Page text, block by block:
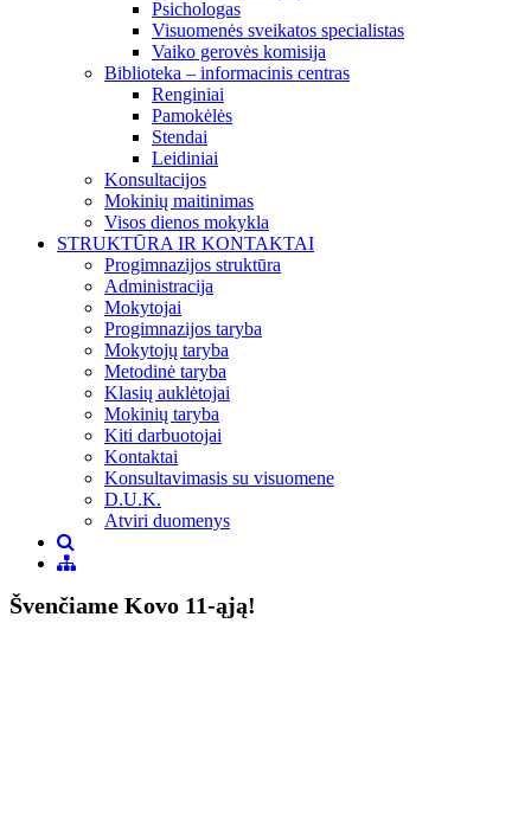
Psichologas
Visuomenės sveikatos specialistas
Vaiko gerovės komisija
Biblioteka – informacinis centras
Renginiai
Pamokėlės
Stendai
Leidiniai
Konsultacijos
Mokinių maitinimas
Visos dienos mokykla
STRUKTŪRA IR KONTAKTAI
Progimnazijos struktūra
Administracija
Mokytojai
Progimnazijos taryba
Mokytojų taryba
Metodinė taryba
Klasių auklėtojai
Mokinių taryba
Kiti darbuotojai
Kontaktai
Konsultavimasis su visuomene
D.U.K.
Atviri duomenys
Švenčiame Kovo 11-ąją!